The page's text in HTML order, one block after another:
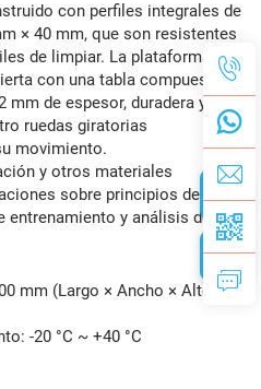
con perfiles integrales de
× 40 mm, que son resistentes
de limpiar. La plataforma
con una tabla compuesta de
mm de espesor, duradera y libre
ruedas giratorias
movimiento.
y otros materiales
sobre principios de
y análisis de
mm (Largo × Ancho × Alto)
-20 °C ~ +40 °C